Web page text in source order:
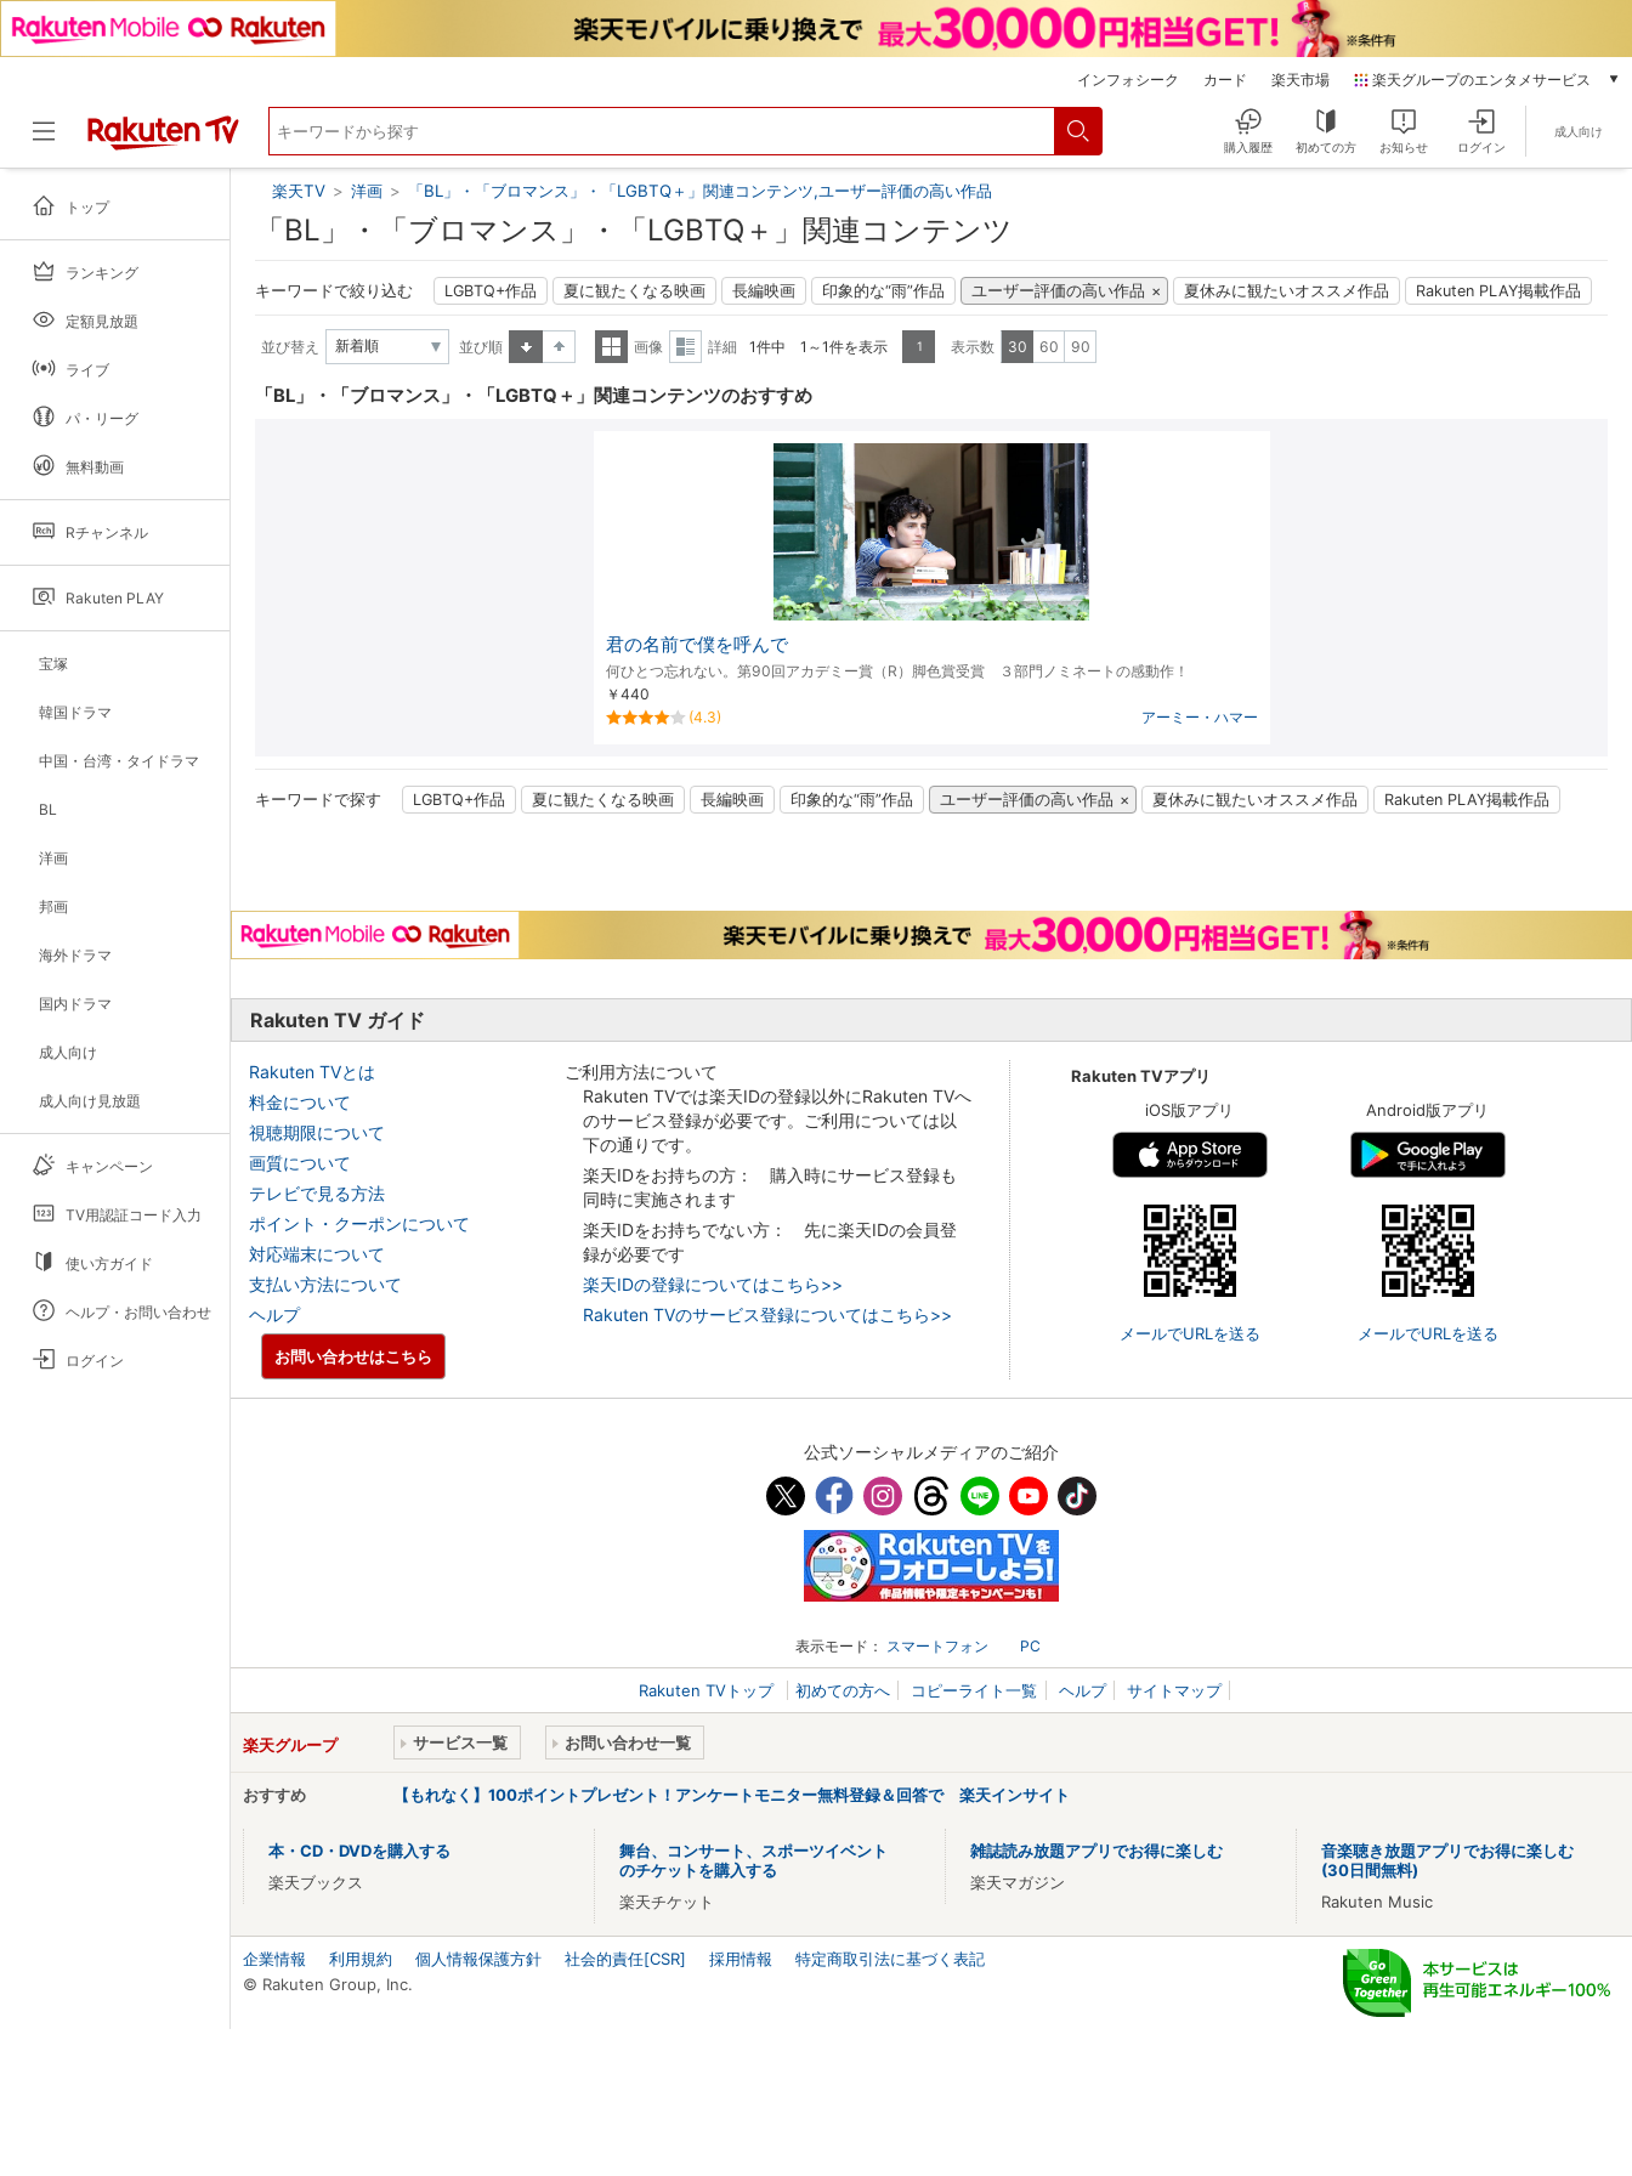
インフォシーク カード 楽天市場 楽天グループのエンタメサービス
本/ゲーム/CD/DVD
雑誌読み放題
動画配信
購入履歴 初めての方 お知らせ ログイン
成人向け
トップ
ランキング
定額見放題
ライブ
パ・リーグ
無料動画
Rチャンネル
Rakuten PLAY
宝塚
韓国ドラマ
中国・台湾・タイドラマ
BL
洋画
邦画
海外ドラマ
国内ドラマ
成人向け
成人向け見放題
キャンペーン
TV用認証コード入力
使い方ガイド
ヘルプ・お問い合わせ
ログイン
楽天TV > 洋画 > 「BL」・「ブロマンス」・「LGBTQ＋」関連コンテンツ,ユーザー評価の高い作品
「BL」・「ブロマンス」・「LGBTQ＋」関連コンテンツ
キーワードで絞り込む LGBTQ+作品 夏に観たくなる映画 長編映画 印象的な“雨”作品 ユーザー評価の高い作品 夏休みに観たいオススメ作品 Rakuten PLAY掲載作品
並び替え
並び順
表示
画像
表示
詳細 1件中 1～1件を表示 1 表示数 30 60 90
「BL」・「ブロマンス」・「LGBTQ＋」関連コンテンツのおすすめ
君の名前で僕を呼んで
何ひとつ忘れない。第90回アカデミー賞（R）脚色賞受賞 ３部門ノミネートの感動作！
￥440
(4.3)
アーミー・ハマー
キーワードで探す LGBTQ+作品 夏に観たくなる映画 長編映画 印象的な“雨”作品 ユーザー評価の高い作品 夏休みに観たいオススメ作品 Rakuten PLAY掲載作品
Rakuten TV ガイド
Rakuten TVとは
料金について
視聴期限について
画質について
テレビで見る方法
ポイント・クーポンについて
対応端末について
支払い方法について
ヘルプ
ご利用方法について
Rakuten TVでは楽天IDの登録以外にRakuten TVへ
のサービス登録が必要です。ご利用については以
下の通りです。
楽天IDをお持ちの方： 購入時にサービス登録も
同時に実施されます
楽天IDをお持ちでない方： 先に楽天IDの会員登
録が必要です
楽天IDの登録についてはこちら>>
Rakuten TVのサービス登録についてはこちら>>
Rakuten TVアプリ
iOS版アプリ
メールでURLを送る
Android版アプリ
メールでURLを送る
お問い合わせはこちら
公式ソーシャルメディアのご紹介
表示モード： スマートフォン PC
Rakuten TVトップ 初めての方へ コピーライト一覧 ヘルプ サイトマップ
楽天グループ サービス一覧 お問い合わせ一覧
おすすめ 【もれなく】100ポイントプレゼント！アンケートモニター無料登録＆回答で 楽天インサイト
本・CD・DVDを購入する
楽天ブックス
舞台、コンサート、スポーツイベント
のチケットを購入する
楽天チケット
雑誌読み放題アプリでお得に楽しむ
楽天マガジン
音楽聴き放題アプリでお得に楽しむ
(30日間無料)
Rakuten Music
企業情報 利用規約 個人情報保護方針 社会的責任[CSR] 採用情報
特定商取引法に基づく表記
© Rakuten Group, Inc.